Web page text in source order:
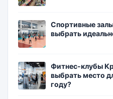
Спортивные
выбрать
Фитнес-клубы
выбрать место
году?